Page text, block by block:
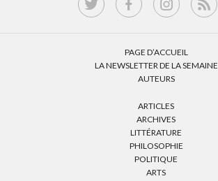
PAGE D’ACCUEIL
LA NEWSLETTER DE LA SEMAINE
AUTEURS
ARTICLES
ARCHIVES
LITTÉRATURE
PHILOSOPHIE
POLITIQUE
ARTS